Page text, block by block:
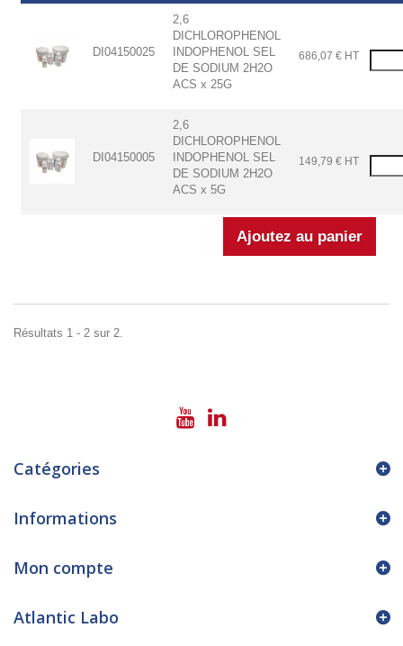
DI04150025
2,6
DICHLOROPHENOL
INDOPHENOL SEL
DE SODIUM 2H2O
ACS x 25G
686,07 € HT
DI04150005
2,6
DICHLOROPHENOL
INDOPHENOL SEL
DE SODIUM 2H2O
ACS x 5G
149,79 € HT
Résultats 1 - 2 sur 2.
Catégories
Informations
Mon compte
Atlantic Labo